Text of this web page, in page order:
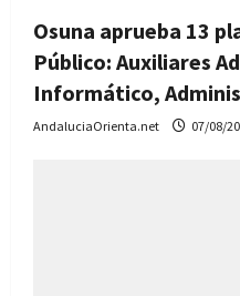
Osuna aprueba 13
Público: Auxiliares
Informático,
AndaluciaOrienta.net 07/08/